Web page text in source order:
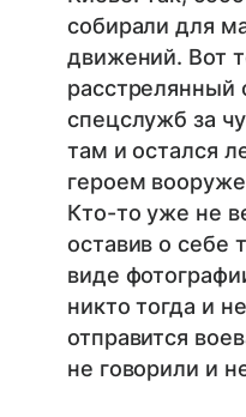
собирали для
движений. Вот
расстрелянный
спецслужб за
там и остался
героем
Кто-то уже не
оставив о себе
виде
никто тогда и
отправится
не говорили и